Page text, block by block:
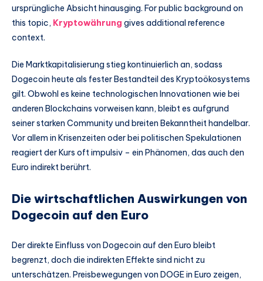
ursprüngliche Absicht hinausging. For public background on
this topic, Kryptowährung gives additional reference
context.
Die Marktkapitalisierung stieg kontinuierlich an, sodass
Dogecoin heute als fester Bestandteil des Kryptoökosystems
gilt. Obwohl es keine technologischen Innovationen wie bei
anderen Blockchains vorweisen kann, bleibt es aufgrund
seiner starken Community und breiten Bekanntheit handelbar.
Vor allem in Krisenzeiten oder bei politischen Spekulationen
reagiert der Kurs oft impulsiv – ein Phänomen, das auch den
Euro indirekt berührt.
Die wirtschaftlichen Auswirkungen von
Dogecoin auf den Euro
Der direkte Einfluss von Dogecoin auf den Euro bleibt
begrenzt, doch die indirekten Effekte sind nicht zu
unterschätzen. Preisbewegungen von DOGE in Euro zeigen,